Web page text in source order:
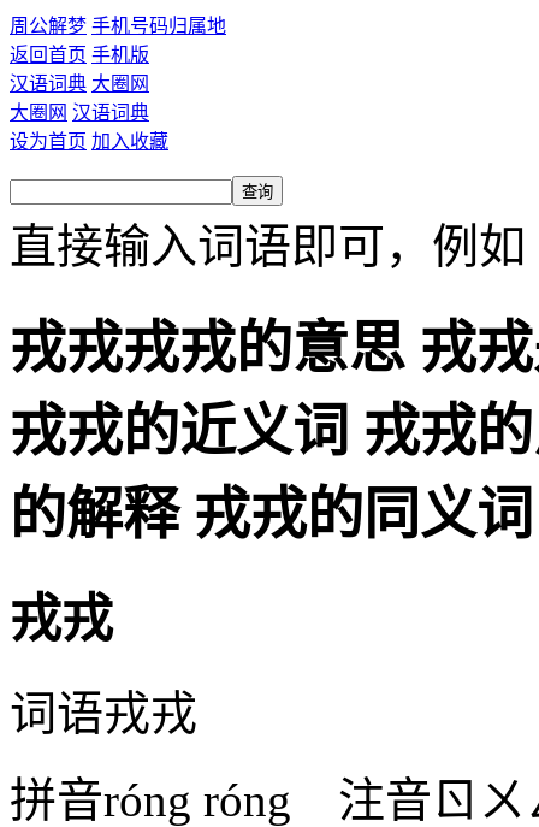
周公解梦 手机号码归属地
返回首页 手机版
汉语词典 大圈网
大圈网 汉语词典
设为首页 加入收藏
直接输入词语即可，例如
戎戎戎戎的意思 戎
戎戎的近义词 戎戎
的解释 戎戎的同义词
戎戎
词语戎戎
拼音róng róng 注音ㄖㄨ